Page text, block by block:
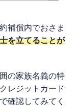
補償内でおさま
を立てることが
の家族名義の特
レジットカード
確認してみてく